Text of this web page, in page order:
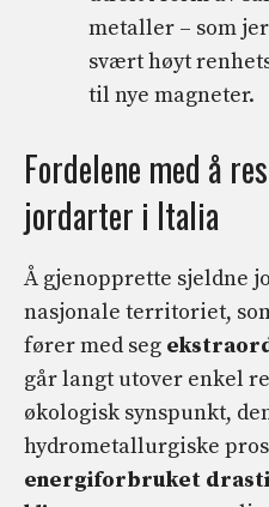
metaller – som
svært høyt
til nye magneter.
Fordelene med å
jordarter i Italia
Å gjenopprette sjeldne
nasjonale territoriet,
fører med seg
går langt utover enkel
økologisk synspunkt,
hydrometallurgiske
energiforbruket